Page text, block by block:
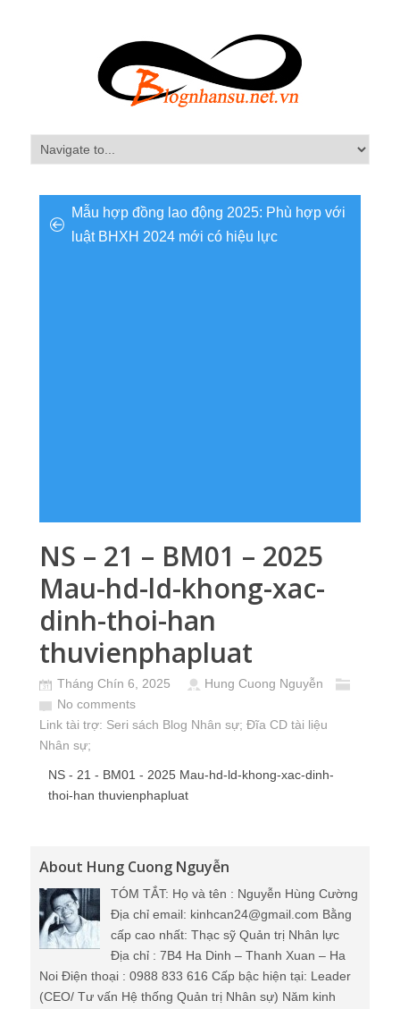
Mẫu hợp đồng lao động 2025: Phù hợp với
luật BHXH 2024 mới có hiệu lực
NS – 21 – BM01 – 2025
Mau-hd-ld-khong-xac-
dinh-thoi-han
thuvienphapluat
Tháng Chín 6, 2025
Hung Cuong Nguyễn
No comments
Link tài trợ: Seri sách Blog Nhân sự; Đĩa CD tài liệu
Nhân sự;
NS - 21 - BM01 - 2025 Mau-hd-ld-khong-xac-dinh-
thoi-han thuvienphapluat
About Hung Cuong Nguyễn
TÓM TẮT: Họ và tên : Nguyễn Hùng Cường
Địa chỉ email: kinhcan24@gmail.com Bằng
cấp cao nhất: Thạc sỹ Quản trị Nhân lực
Địa chỉ : 7B4 Ha Dinh – Thanh Xuan – Ha
Noi Điện thoại : 0988 833 616 Cấp bậc hiện tại: Leader
(CEO/ Tư vấn Hệ thống Quản trị Nhân sự) Năm kinh